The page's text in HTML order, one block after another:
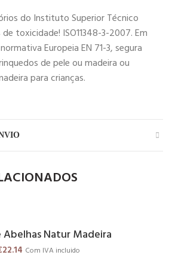
do Instituto Superior Técnico
toxicidade! ISO11348-3-2007. Em
Europeia EN 71-3, segura
de pele ou madeira ou
para crianças.
Abelhas Natur Madeira
22.14 Com IVA incluido